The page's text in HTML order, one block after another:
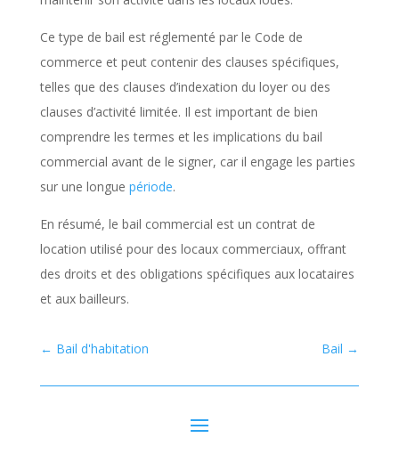
Ce type de bail est réglementé par le Code de
commerce et peut contenir des clauses spécifiques,
telles que des clauses d’indexation du loyer ou des
clauses d’activité limitée. Il est important de bien
comprendre les termes et les implications du bail
commercial avant de le signer, car il engage les parties
sur une longue période.
En résumé, le bail commercial est un contrat de
location utilisé pour des locaux commerciaux, offrant
des droits et des obligations spécifiques aux locataires
et aux bailleurs.
← Bail d'habitation Bail →